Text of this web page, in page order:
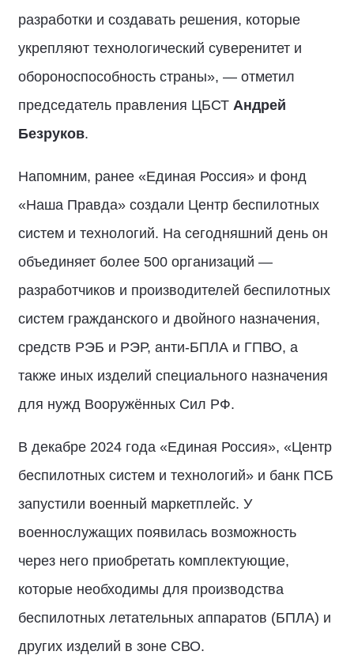
разработки и создавать решения, которые
укрепляют технологический суверенитет и
обороноспособность страны», — отметил
председатель правления ЦБСТ Андрей
Безруков.
Напомним, ранее «Единая Россия» и фонд
«Наша Правда» создали Центр беспилотных
систем и технологий. На сегодняшний день он
объединяет более 500 организаций —
разработчиков и производителей беспилотных
систем гражданского и двойного назначения,
средств РЭБ и РЭР, анти-БПЛА и ГПВО, а
также иных изделий специального назначения
для нужд Вооружённых Сил РФ.
В декабре 2024 года «Единая Россия», «Центр
беспилотных систем и технологий» и банк ПСБ
запустили военный маркетплейс. У
военнослужащих появилась возможность
через него приобретать комплектующие,
которые необходимы для производства
беспилотных летательных аппаратов (БПЛА) и
других изделий в зоне СВО.